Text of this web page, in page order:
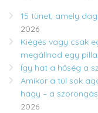
15 tünet, amely
2026
Kiégés vagy csak
megállnod egy
Így hat a hőség a
Amikor a túl sok
hagy – a
2026